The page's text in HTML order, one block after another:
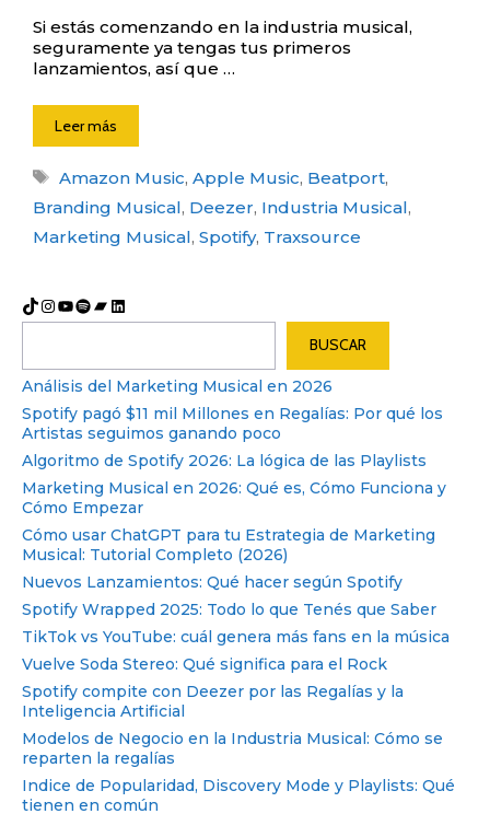
Si estás comenzando en la industria musical,
seguramente ya tengas tus primeros
lanzamientos, así que …
Leer más
Etiquetas
Amazon Music, Apple Music, Beatport,
Branding Musical, Deezer, Industria Musical,
Marketing Musical, Spotify, Traxsource
TikTok
Instagram
YouTube
Spotify
Bandcamp
LinkedIn
BUSCAR
Análisis del Marketing Musical en 2026
Spotify pagó $11 mil Millones en Regalías: Por qué los
Artistas seguimos ganando poco
Algoritmo de Spotify 2026: La lógica de las Playlists
Marketing Musical en 2026: Qué es, Cómo Funciona y
Cómo Empezar
Cómo usar ChatGPT para tu Estrategia de Marketing
Musical: Tutorial Completo (2026)
Nuevos Lanzamientos: Qué hacer según Spotify
Spotify Wrapped 2025: Todo lo que Tenés que Saber
TikTok vs YouTube: cuál genera más fans en la música
Vuelve Soda Stereo: Qué significa para el Rock
Spotify compite con Deezer por las Regalías y la
Inteligencia Artificial
Modelos de Negocio en la Industria Musical: Cómo se
reparten la regalías
Indice de Popularidad, Discovery Mode y Playlists: Qué
tienen en común